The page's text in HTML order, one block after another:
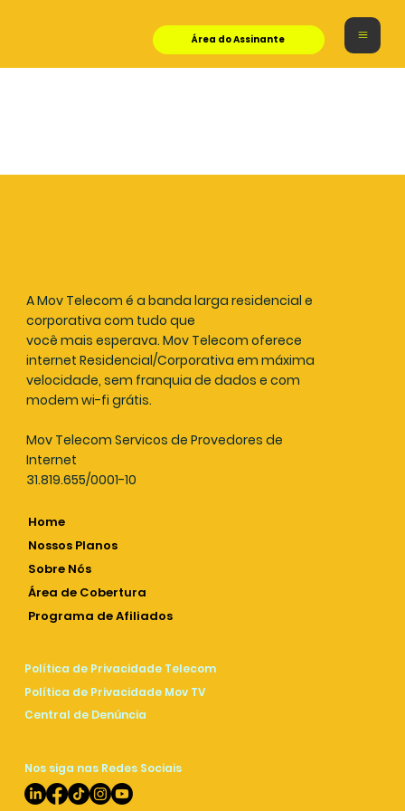
Área do Assinante
A Mov Telecom é a banda larga residencial e
corporativa com tudo que
você mais esperava. Mov Telecom oferece
internet Residencial/Corporativa em máxima
velocidade, sem franquia de dados e com
modem wi-fi grátis.
Mov Telecom Servicos de Provedores de
Internet
31.819.655/0001-10
Home
Nossos Planos
Sobre Nós
Área de Cobertura
Programa de Afiliados
Política de Privacidade Telecom
Política de Privacidade Mov TV
Central de Denúncia
Nos siga nas Redes Sociais